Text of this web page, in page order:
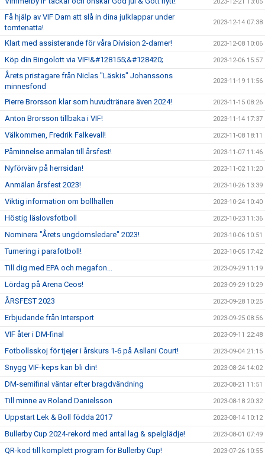
2023-12-21 13:05
Få hjälp av VIF Dam att slå in dina julklappar under
tomtenatta!
2023-12-14 07:38
Klart med assisterande för våra Division 2-damer! 2023-12-08 10:06
Köp din Bingolott via VIF!&#128155;&#128420; 2023-12-06 15:57
Årets pristagare från Niclas "Läskis" Johanssons
minnesfond
2023-11-19 11:56
Pierre Brorsson klar som huvudtränare även 2024! 2023-11-15 08:26
Anton Brorsson tillbaka i VIF! 2023-11-14 17:37
Välkommen, Fredrik Falkevall! 2023-11-08 18:11
Påminnelse anmälan till årsfest! 2023-11-07 11:46
Nyförvärv på herrsidan! 2023-11-02 11:20
Anmälan årsfest 2023! 2023-10-26 13:39
Viktig information om bollhallen 2023-10-24 10:40
Höstig läslovsfotboll 2023-10-23 11:36
Nominera "Årets ungdomsledare" 2023! 2023-10-06 10:51
Turnering i parafotboll! 2023-10-05 17:42
Till dig med EPA och megafon... 2023-09-29 11:19
Lördag på Arena Ceos! 2023-09-29 10:29
ÅRSFEST 2023 2023-09-28 10:25
Erbjudande från Intersport 2023-09-25 08:56
VIF åter i DM-final 2023-09-11 22:48
Fotbollsskoj för tjejer i årskurs 1-6 på Asllani Court! 2023-09-04 21:15
Snygg VIF-keps kan bli din! 2023-08-24 14:02
DM-semifinal väntar efter bragdvändning 2023-08-21 11:51
Till minne av Roland Danielsson 2023-08-18 20:32
Uppstart Lek & Boll födda 2017 2023-08-14 10:12
Bullerby Cup 2024-rekord med antal lag & spelglädje! 2023-08-01 07:49
QR-kod till komplett program för Bullerby Cup! 2023-07-26 10:55